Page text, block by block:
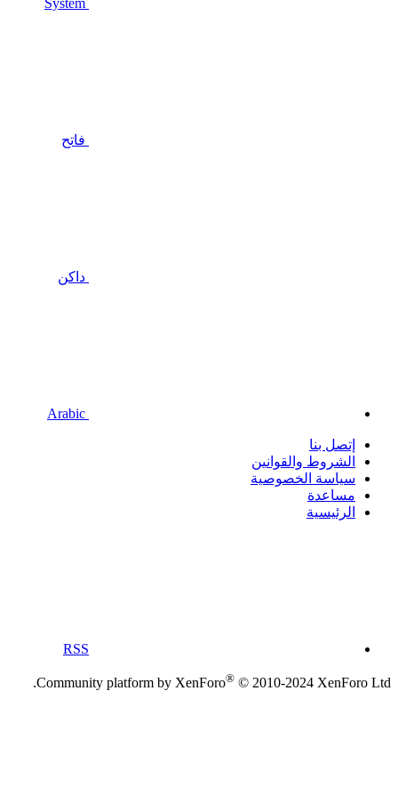
فاتح
داكن
إتصل بنا
الشروط والقوانين
سياسة الخصوصية
مساعدة
الرئيسية
RSS
Community platform by XenForo® © 2010-2024 XenForo Ltd.